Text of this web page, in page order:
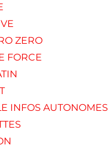
ZERO
FORCE
INFOS AUTONOMES